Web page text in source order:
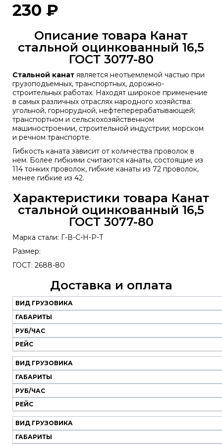
230 ₽
Описание товара Канат
стальной оцинкованный 16,5
ГОСТ 3077-80
Стальной канат является неотъемлемой частью при
грузоподъемных, транспортных, дорожно-
строительных работах. Находят широкое применение
в самых различных отраслях народного хозяйства:
угольной, горнорудной, нефтеперерабатывающей;
транспортном и сельскохозяйственном
машиностроении, строительной индустрии; морском
и речном транспорте.
Гибкость каната зависит от количества проволок в
нем. Более гибкими считаются канаты, состоящие из
114 тонких проволок, гибкие канаты из 72 проволок,
менее гибкие из 42.
Характеристики товара Канат
стальной оцинкованный 16,5
ГОСТ 3077-80
Марка стали: Г-В-С-Н-Р-Т
Размер:
ГОСТ: 2688-80
Доставка и оплата
Наш
транспорт
Вид
грузовика
Габариты
Руб/
час
Рейс
ВИД ГРУЗОВИКА
ГАБАРИТЫ
РУБ/ЧАС
РЕЙС
ВИД ГРУЗОВИКА
ГАБАРИТЫ
РУБ/ЧАС
РЕЙС
ВИД ГРУЗОВИКА
ГАБАРИТЫ